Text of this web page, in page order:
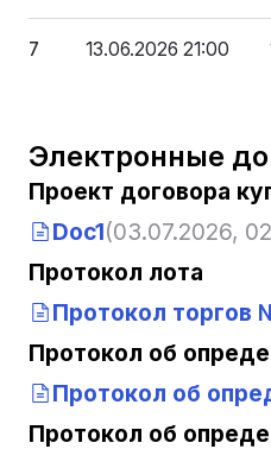
7 13.06.2026 21:00
Электронные
Проект договора
Doc1(03.07.2026,
Протокол лота
Протокол торгов
Протокол об
Протокол об
Протокол об